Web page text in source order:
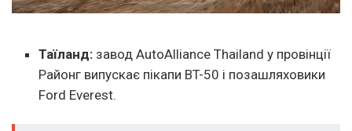
Таїланд: завод AutoAlliance Thailand у провінції
Районг випускає пікапи BT-50 і позашляховики
Ford Everest.